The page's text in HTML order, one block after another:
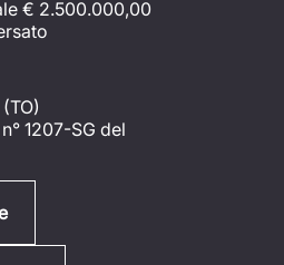
€ 2.500.000,00
1207-SG del